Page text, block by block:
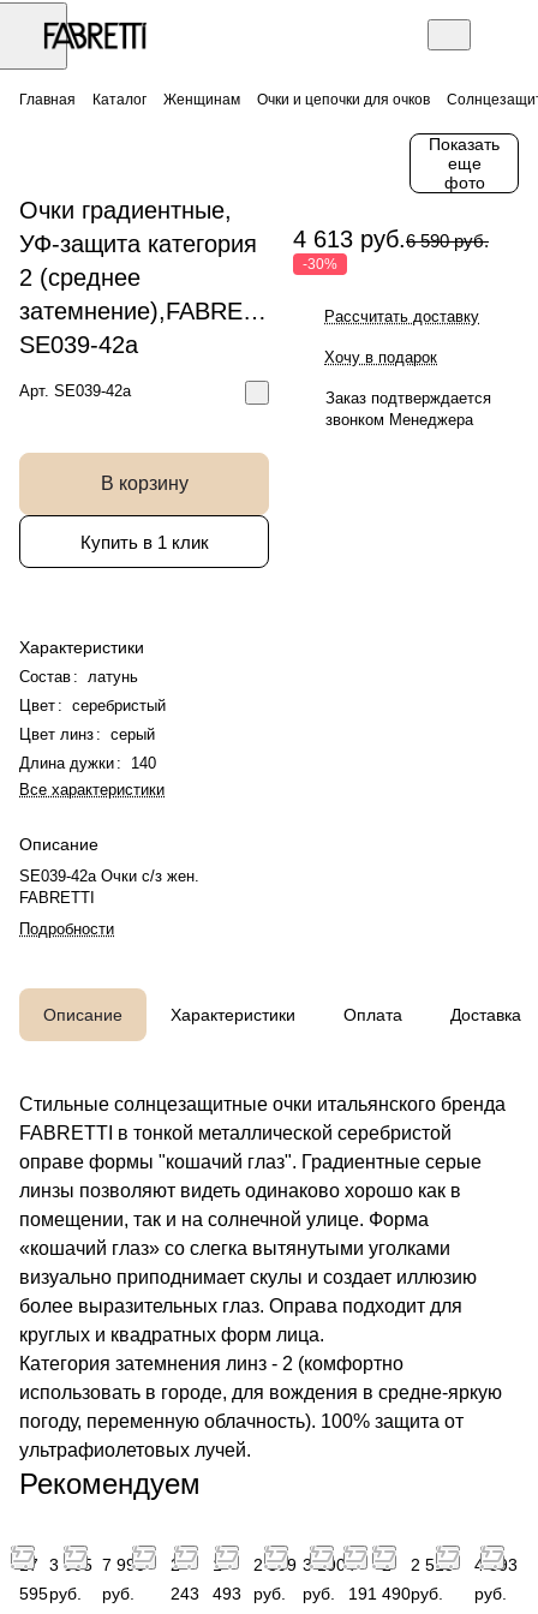
Главная Каталог Женщинам Очки и цепочки для очков
Показать
еще
фото
Очки градиентные,
УФ-защита категория
2 (среднее
затемнение),FABRETTI
SE039-42a
Арт. SE039-42a
В корзину
Купить в 1 клик
Характеристики
Состав : латунь
Цвет : серебристый
Цвет линз : серый
Длина дужки :
140
Все характеристики
Описание
SE039-42a Очки с/з жен.
FABRETTI
Подробности
4 613 руб.6 590 руб.
-30%
Рассчитать доставку
Хочу в подарок
Заказ подтверждается
звонком Менеджера
Описание Характеристики Оплата Доставка
Стильные солнцезащитные очки итальянского бренда
FABRETTI в тонкой металлической серебристой
оправе формы "кошачий глаз". Градиентные серые
линзы позволяют видеть одинаково хорошо как в
помещении, так и на солнечной улице. Форма
«кошачий глаз» со слегка вытянутыми уголками
визуально приподнимает скулы и создает иллюзию
более выразительных глаз. Оправа подходит для
круглых и квадратных форм лица.
Категория затемнения линз - 2 (комфортно
использовать в городе, для вождения в средне-яркую
погоду, переменную облачность). 100% защита от
ультрафиолетовых лучей.
Рекомендуем
17
595
3 995
руб.
7 990
руб.
2
243
1
493
2 399
руб.
3 190
руб.
7
191
2
490
2 513
руб.
4 893
руб.